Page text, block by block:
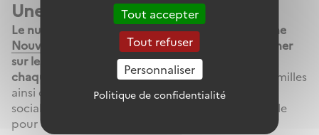
Une plateforme pour informer
Le numéro vert est accompagné d'une plateforme
Nouvelle Chances
gérée par l'ONISEP pour informer
sur les solutions variées et concrètes adaptées à
chaque situation.
Elle s'adresse à vous et à vos familles
ainsi qu'aux acteurs de l'éducation, de l'insertion
sociale et professionnelle tous mobilisés, ensemble
pour que chacun d'entre vous trouve sa place.
Tout accepter
Tout refuser
Personnaliser
Politique de confidentialité